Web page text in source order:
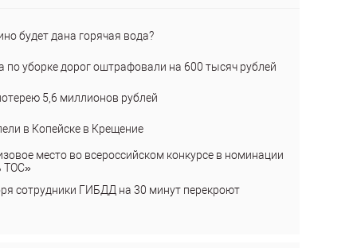
будет дана горячая вода?
по уборке дорог оштрафовали на 600 тысяч рублей
5,6 миллионов рублей
в Копейске в Крещение
место во всероссийском конкурсе в номинации
ТОС»
сотрудники ГИБДД на 30 минут перекроют